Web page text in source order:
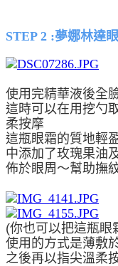
STEP 2 :夢娜林達
使用完精華液後全
這時可以在用挖勺
柔按摩
這瓶眼霜的質地輕
中添加了玫瑰果油
佈於眼周～幫助撫
(你也可以把這瓶眼
使用的方式是薄敷
之後再以指尖溫柔